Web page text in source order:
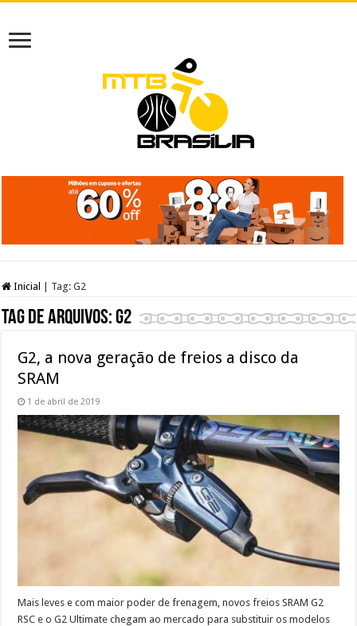
Inicial Tag:G2
Tag de arquivos:G2
G2, a nova geração de freios a disco da
SRAM
1 de abril de 2019
Mais leves e com maior poder de frenagem, novos freios SRAM G2
RSC e o G2 Ultimate chegam ao mercado para substituir os modelos